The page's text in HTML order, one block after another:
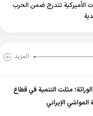
الأميركية تندرج ضمن الحرب
المزید
مثلث التنمية في قطاع
المواشي الإيراني